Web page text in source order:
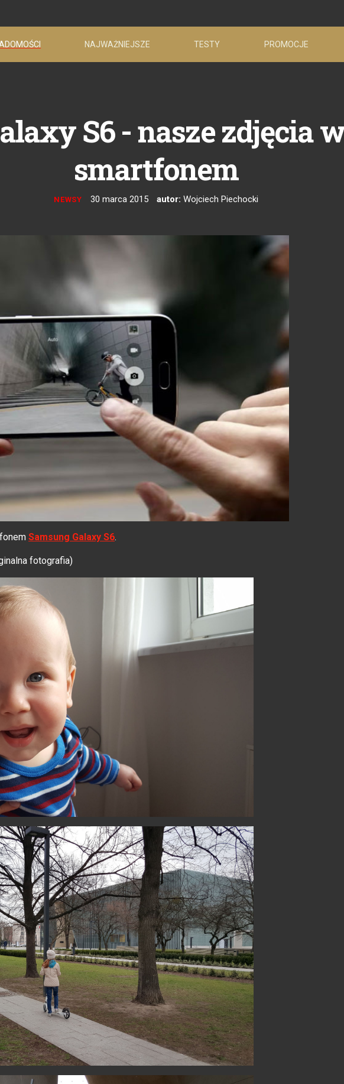
NAJWAŻNIEJSZE TESTY PROMOCJE
S6 - nasze zdjęcia
smartfonem
NEWSY 30 marca 2015 autor: Wojciech Piechocki
Samsung Galaxy S6.
fotografia)